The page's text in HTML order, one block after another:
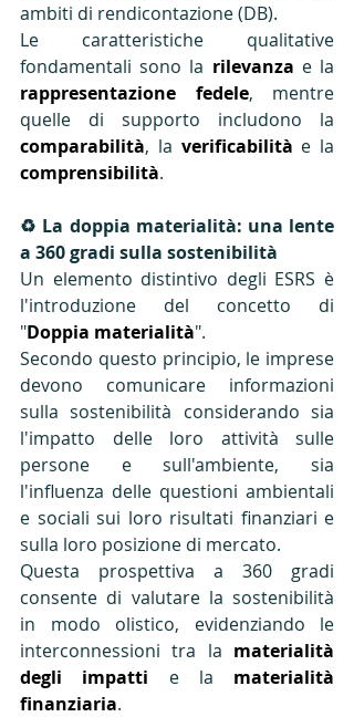
ambiti di rendicontazione​ (DB)​.
Le caratteristiche qualitative
fondamentali sono la rilevanza
rappresentazione fedele, mentre
comparabilità, la verificabilità
comprensibilità.
♻️ La doppia materialità: una lente
a 360 gradi sulla sostenibilità
Un elemento distintivo degli ESRS è
l'introduzione del concetto di
"Doppia materialità".
Secondo questo principio, le imprese
devono comunicare informazioni
sulla sostenibilità considerando sia
l'impatto delle loro attività sulle
persone e sull'ambiente, sia
l'influenza delle questioni ambientali
e sociali sui loro risultati finanziari e
sulla loro posizione di mercato.
Questa prospettiva a 360 gradi
consente di valutare la sostenibilità
in modo olistico, evidenziando le
interconnessioni tra la materialità
degli impatti e la materialità
finanziaria.